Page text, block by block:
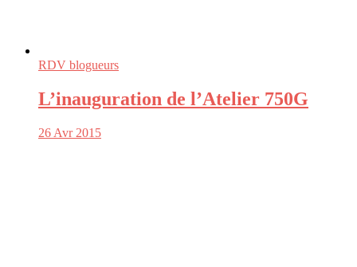
RDV blogueurs
L’inauguration de l’Atelier 750G
26 Avr 2015